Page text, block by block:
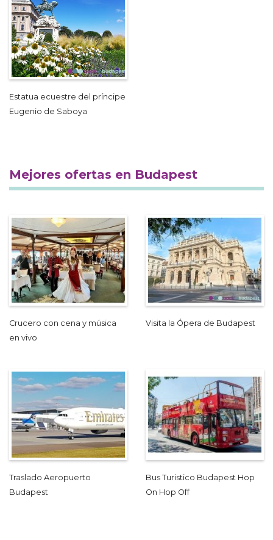
Estatua ecuestre del príncipe
Eugenio de Saboya
Mejores ofertas en Budapest
Crucero con cena y música
en vivo
Visita la Ópera de Budapest
Traslado Aeropuerto
Budapest
Bus Turistico Budapest Hop
On Hop Off